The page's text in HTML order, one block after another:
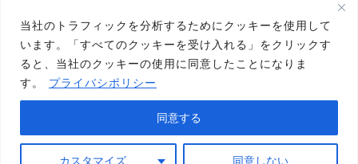
当社のトラフィックを分析するためにクッキーを使用して
います。「すべてのクッキーを受け入れる」をクリックす
ると、当社のクッキーの使用に同意したことになりま
す。
プライバシポリシー
カスタマイズ 同意しない
同意する
お問い合わせ